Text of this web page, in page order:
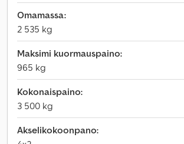
Omamassa:
2 535 kg
Maksimi kuormauspaino:
965 kg
Kokonaispaino:
3 500 kg
Akselikokoonpano: